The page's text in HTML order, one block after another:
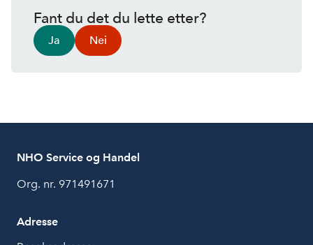
Fant du det du lette etter?
Ja Nei
NHO Service og Handel
Org. nr. 971491671
Adresse